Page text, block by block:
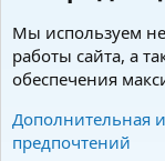
Пользователи
Cookies Charm
Мы используем
работы сайта, а
обеспечения
Дополнительная
предпочтений